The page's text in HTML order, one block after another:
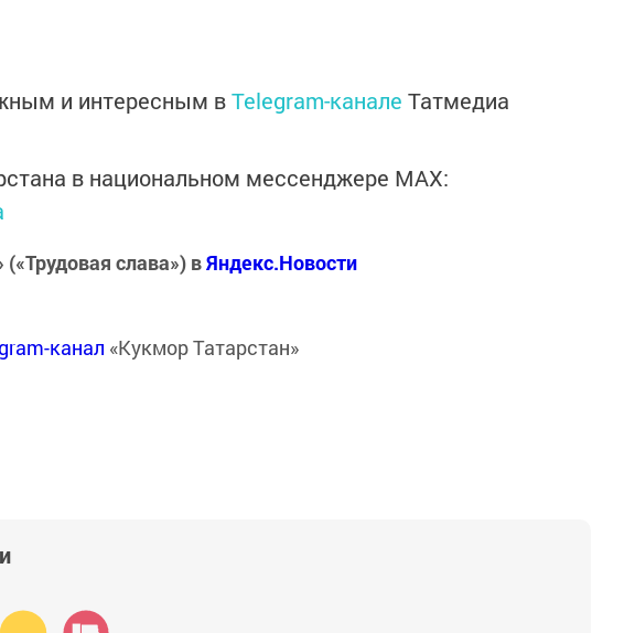
и интересным вTelegram-канале Татмедиа
в национальном мессенджере MАХ:
слава») вЯндекс.Новости
канал «Кукмор Татарстан»